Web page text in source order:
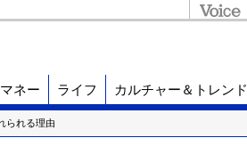
マネー ライフ カルチャー＆トレンド
られる理由